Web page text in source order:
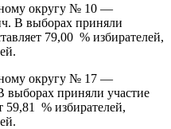
округу № 10 —
В выборах приняли
79,00 % избирателей,
округу № 17 —
выборах приняли участие
59,81 % избирателей,